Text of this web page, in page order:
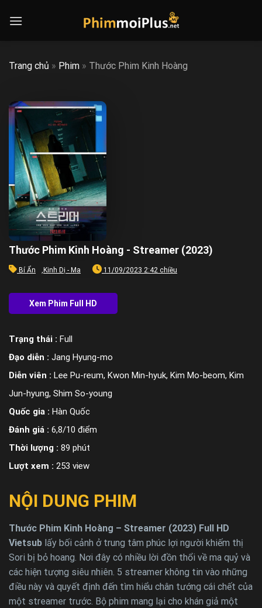
Trang chủ » Phim » Thước Phim Kinh Hoàng
Thước Phim Kinh Hoàng - Streamer (2023)
Bí Ẩn , Kinh Dị - Ma 11/09/2023 2:42 chiều
Trạng thái : Full
Đạo diễn : Jang Hyung-mo
Diễn viên : Lee Pu-reum, Kwon Min-hyuk, Kim Mo-beom, Kim
Jun-hyung, Shim So-young
Quốc gia : Hàn Quốc
Đánh giá : 6,8/10 điểm
Thời lượng : 89 phút
Lượt xem : 253 view
NỘI DUNG PHIM
Thước Phim Kinh Hoàng – Streamer (2023) Full HD
Vietsub lấy bối cảnh ở trung tâm phúc lợi người khiếm thị
Sori bị bỏ hoang. Nơi đây có nhiều lời đồn thổi về ma quỷ và
các hiện tượng siêu nhiên. 5 streamer không tin vào những
điều này và quyết định đến tìm hiểu chân tướng cái chết của
một streamer trước. Bộ phim mang lại cho khán giả một